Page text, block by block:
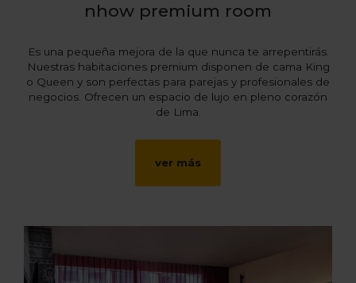
nhow premium room
Es una pequeña mejora de la que nunca te arrepentirás.
Nuestras habitaciones premium disponen de cama King
o Queen y son perfectas para parejas y profesionales de
negocios. Ofrecen un espacio de lujo en pleno corazón
de Lima.
ver más